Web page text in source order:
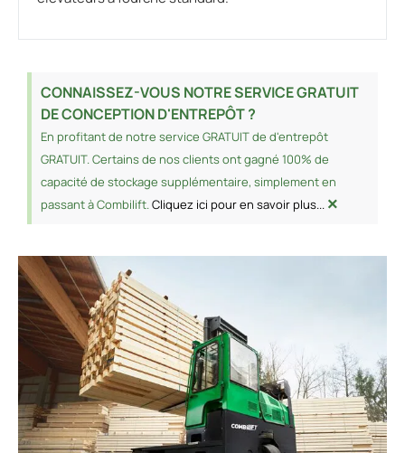
CONNAISSEZ-VOUS NOTRE SERVICE GRATUIT
DE CONCEPTION D'ENTREPÔT ?
En profitant de notre service GRATUIT de d'entrepôt
GRATUIT. Certains de nos clients ont gagné 100% de
capacité de stockage supplémentaire, simplement en
passant à Combilift.Cliquez ici pour en savoir plus... ×